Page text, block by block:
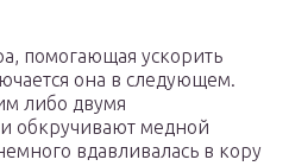
помогающая ускорить
она в следующем.
либо двумя
обкручивают медной
вдавливалась в кору